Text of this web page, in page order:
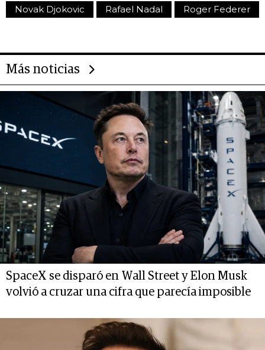
Novak Djokovic Rafael Nadal Roger Federer
Más noticias
SpaceX se disparó en Wall Street y Elon Musk
volvió a cruzar una cifra que parecía imposible